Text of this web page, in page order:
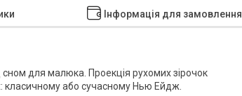
Інформація для замовлення
для малюка. Проекція рухомих зірочок
або сучасному Нью Ейдж.